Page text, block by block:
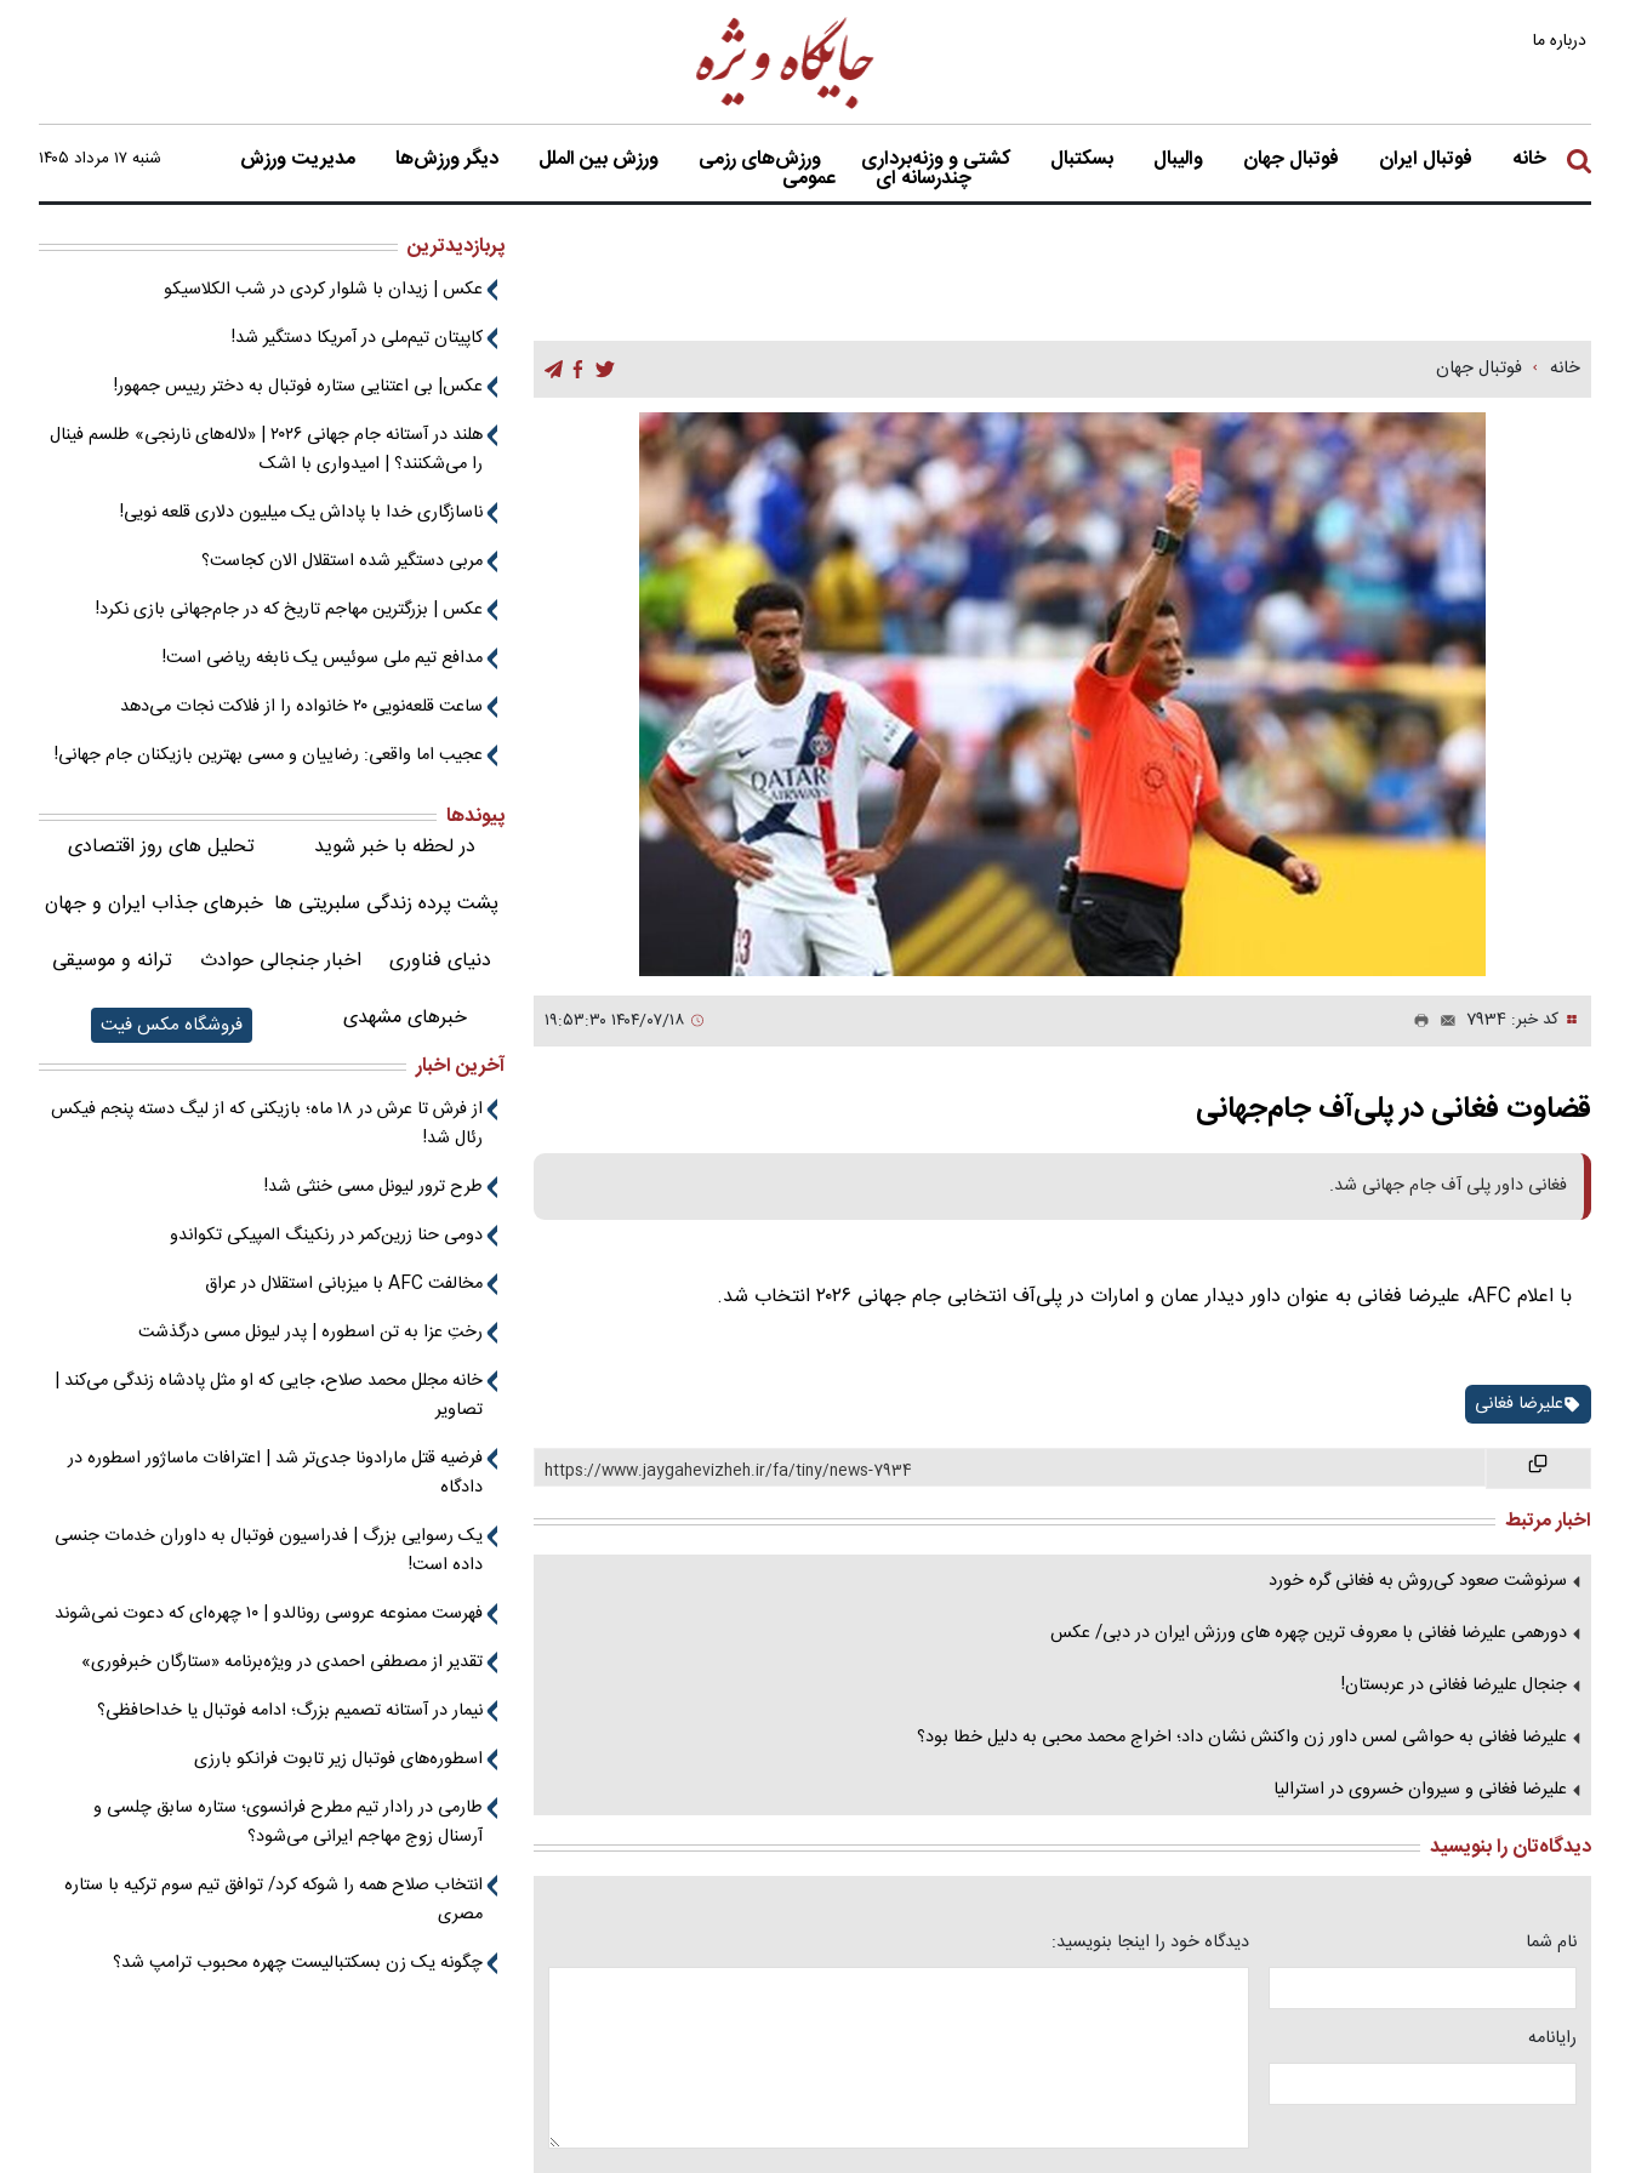
درباره ما
خانه فوتبال ایران فوتبال جهان والیبال بسکتبال کشتی و وزنه‌برداری ورزش‌های رزمی ورزش بین الملل دیگر ورزش‌ها مدیریت ورزش
چندرسانه ای عمومی
شنبه ۱۷ مرداد ۱۴۰۵
خانه فوتبال جهان
کد خبر: 7934
قضاوت فغانی در پلی‌آف جام‌جهانی
فغانی داور پلی آف جام جهانی شد.
با اعلام AFC، علیرضا فغانی به عنوان داور دیدار عمان و امارات در پلی‌آف انتخابی جام جهانی ۲۰۲۶ انتخاب شد.
علیرضا فغانی
https://www.jaygahevizheh.ir/fa/tiny/news-7934
اخبار مرتبط
سرنوشت صعود کی‌روش به فغانی گره خورد
دورهمی علیرضا فغانی با معروف ترین چهره های ورزش ایران در دبی/ عکس
جنجال علیرضا فغانی در عربستان!
علیرضا فغانی به حواشی لمس داور زن واکنش نشان داد؛ اخراج محمد محبی به دلیل خطا بود؟
علیرضا فغانی و سیروان خسروی در استرالیا
دیدگاه‌تان را بنویسید
نام شما
رایانامه
دیدگاه خود را اینجا بنویسید:
پربازدیدترین
عکس | زیدان با شلوار کردی در شب الکلاسیکو
کاپیتان تیم‌ملی در آمریکا دستگیر شد!
عکس| بی اعتنایی ستاره فوتبال به دختر رییس جمهور!
هلند در آستانه جام جهانی ۲۰۲۶ | «لاله‌های نارنجی» طلسم فینال
را می‌شکنند؟ | امیدواری با اشک
ناسازگاری خدا با پاداش یک میلیون دلاری قلعه نویی!
مربی دستگیر شده استقلال الان کجاست؟
عکس | بزرگترین مهاجم تاریخ که در جام‌جهانی بازی نکرد!
مدافع تیم ملی سوئیس یک نابغه ریاضی است!
ساعت قلعه‌نویی ۲۰ خانواده را از فلاکت نجات می‌دهد
عجیب اما واقعی: رضاییان و مسی بهترین بازیکنان جام جهانی!
پیوندها
در لحظه با خبر شوید
تحلیل های روز اقتصادی
پشت پرده زندگی سلبریتی ها خبرهای جذاب ایران و جهان
دنیای فناوری
اخبار جنجالی حوادث
ترانه و موسیقی
خبرهای مشهدی
فروشگاه مکس فیت
آخرین اخبار
از فرش تا عرش در ۱۸ ماه؛ بازیکنی که از لیگ دسته پنجم فیکس
رئال شد!
طرح ترور لیونل مسی خنثی شد!
دومی حنا زرین‌کمر در رنکینگ المپیکی تکواندو
مخالفت AFC با میزبانی استقلال در عراق
رختِ عزا به تن اسطوره | پدر لیونل مسی درگذشت
خانه مجلل محمد صلاح، جایی که او مثل پادشاه زندگی می‌کند |
تصاویر
فرضیه قتل مارادونا جدی‌تر شد | اعترافات ماساژور اسطوره در
دادگاه
یک رسوایی بزرگ | فدراسیون فوتبال به داوران خدمات جنسی
داده است!
فهرست ممنوعه عروسی رونالدو | ۱۰ چهره‌ای که دعوت نمی‌شوند
تقدیر از مصطفی احمدی در ویژه‌برنامه «ستارگان خبرفوری»
نیمار در آستانه تصمیم بزرگ؛ ادامه فوتبال یا خداحافظی؟
اسطوره‌های فوتبال زیر تابوت فرانکو بارزی
طارمی در رادار تیم مطرح فرانسوی؛ ستاره سابق چلسی و
آرسنال زوج مهاجم ایرانی می‌شود؟
انتخاب صلاح همه را شوکه کرد/ توافق تیم سوم ترکیه با ستاره
مصری
چگونه یک زن بسکتبالیست چهره محبوب ترامپ شد؟